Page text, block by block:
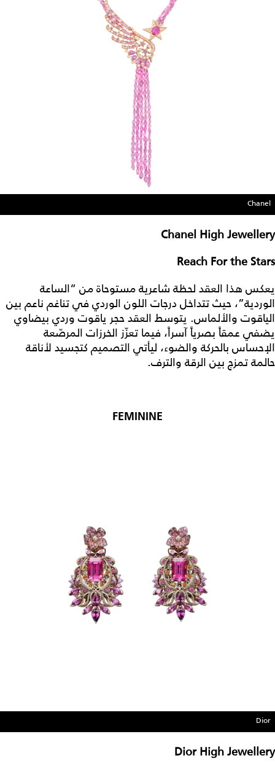
Chanel
Chanel High Jewellery
Reach For the Stars
يعكس هذا العقد لحظة شاعرية مستوحاة من “الساعة
الوردية”، حيث تتداخل درجات اللون الوردي في تناغم ناعم بين
الياقوت والألماس. يتوسط العقد حجر ياقوت وردي بيضاوي
يضفي عمقاً بصرياً آسراً، فيما تعزّز الخرزات المرصّعة
الإحساس بالحركة والضوء، ليأتي التصميم كتجسيد لأناقة
حالمة تمزج بين الرقة والترف.
FEMININE
Dior
Dior High Jewellery